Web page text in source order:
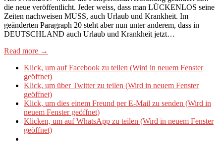
die neue veröffentlicht. Jeder weiss, dass man LÜCKENLOS seine
Zeiten nachweisen MUSS, auch Urlaub und Krankheit. Im
geänderten Paragraph 20 steht aber nun unter anderem, dass in
DEUTSCHLAND auch Urlaub und Krankheit jetzt…
Read more →
Klick, um auf Facebook zu teilen (Wird in neuem Fenster
geöffnet)
Klick, um über Twitter zu teilen (Wird in neuem Fenster
geöffnet)
Klick, um dies einem Freund per E-Mail zu senden (Wird in
neuem Fenster geöffnet)
Klicken, um auf WhatsApp zu teilen (Wird in neuem Fenster
geöffnet)